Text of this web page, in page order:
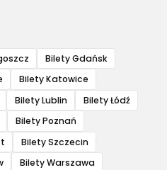
Bilety Gdańsk
Bilety Katowice
Bilety Lublin
Bilety Łódź
Bilety Poznań
Bilety Szczecin
Bilety Warszawa